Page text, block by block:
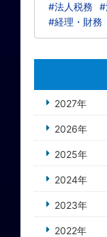
#法人税務
#
#経理・財務
2027年
2026年
2025年
2024年
2023年
2022年